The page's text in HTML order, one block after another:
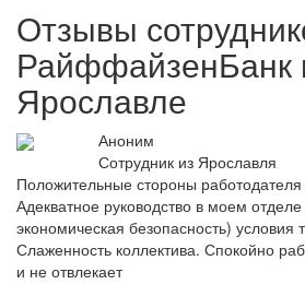
Отзывы
РайффайзенБанк
Ярославле
Аноним
Сотрудник из Ярославля
Положительные стороны работодателя
Адекватное руководство в моем
экономическая безопасность) условия
Слаженность коллектива. Спокойно
и не отвлекает